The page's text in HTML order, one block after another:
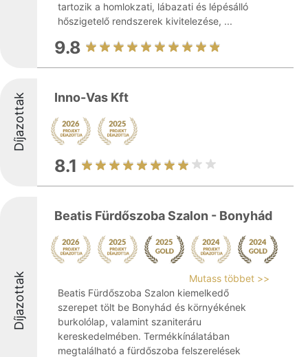
tartozik a homlokzati, lábazati és lépésálló
hőszigetelő rendszerek kivitelezése, ...
9.8
Díjazottak Inno-Vas Kft
8.1
Díjazottak
Beatis Fürdőszoba Szalon - Bonyhád
Mutass többet >>
Beatis Fürdőszoba Szalon kiemelkedő
szerepet tölt be Bonyhád és környékének
burkolólap, valamint szaniteráru
kereskedelmében. Termékkínálatában
megtalálható a fürdőszoba felszerelések